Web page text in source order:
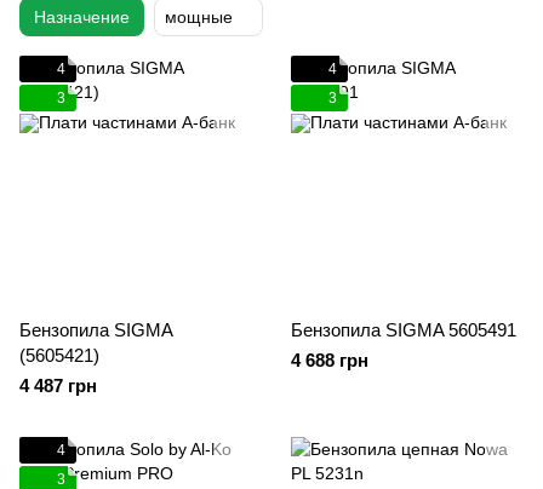
Назначение мощные
4
3
Бензопила SIGMA
(5605421)
4 487 грн
4
3
Бензопила SIGMA 5605491
4 688 грн
4
3